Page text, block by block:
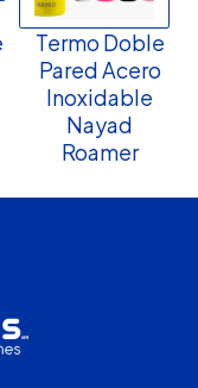
Termo Doble
Pared Acero
Inoxidable
Nayad
Roamer